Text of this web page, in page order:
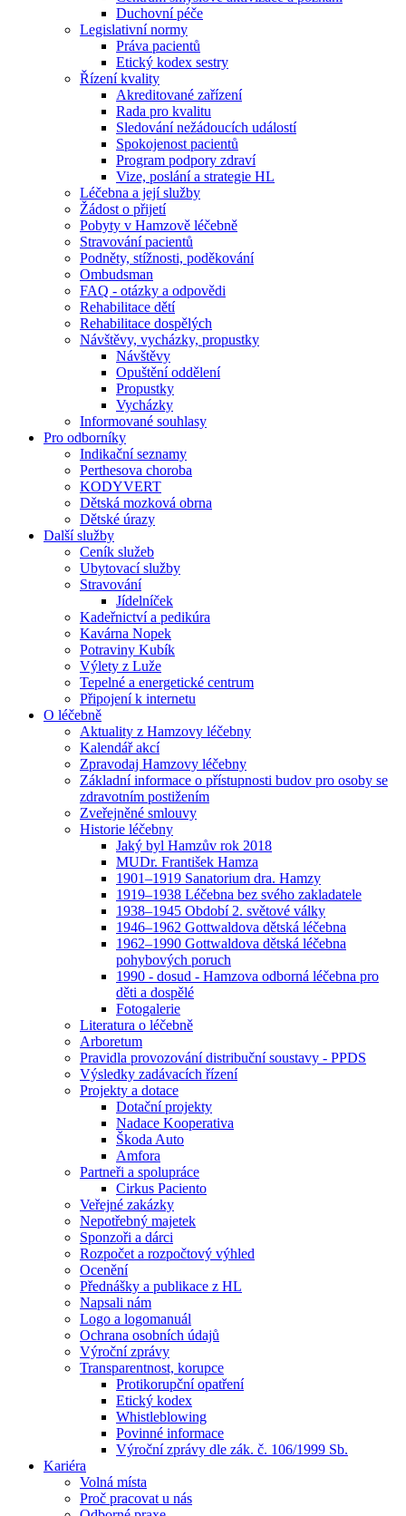
Duchovní péče
Legislativní normy
Práva pacientů
Etický kodex sestry
Řízení kvality
Akreditované zařízení
Rada pro kvalitu
Sledování nežádoucích událostí
Spokojenost pacientů
Program podpory zdraví
Vize, poslání a strategie HL
Léčebna a její služby
Žádost o přijetí
Pobyty v Hamzově léčebně
Stravování pacientů
Podněty, stížnosti, poděkování
Ombudsman
FAQ - otázky a odpovědi
Rehabilitace dětí
Rehabilitace dospělých
Návštěvy, vycházky, propustky
Návštěvy
Opuštění oddělení
Propustky
Vycházky
Informované souhlasy
Pro odborníky
Indikační seznamy
Perthesova choroba
KODYVERT
Dětská mozková obrna
Dětské úrazy
Další služby
Ceník služeb
Ubytovací služby
Stravování
Jídelníček
Kadeřnictví a pedikúra
Kavárna Nopek
Potraviny Kubík
Výlety z Luže
Tepelné a energetické centrum
Připojení k internetu
O léčebně
Aktuality z Hamzovy léčebny
Kalendář akcí
Zpravodaj Hamzovy léčebny
Základní informace o přístupnosti budov pro osoby se
zdravotním postižením
Zveřejněné smlouvy
Historie léčebny
Jaký byl Hamzův rok 2018
MUDr. František Hamza
1901–1919 Sanatorium dra. Hamzy
1919–1938 Léčebna bez svého zakladatele
1938–1945 Období 2. světové války
1946–1962 Gottwaldova dětská léčebna
1962–1990 Gottwaldova dětská léčebna
pohybových poruch
1990 - dosud - Hamzova odborná léčebna pro
děti a dospělé
Fotogalerie
Literatura o léčebně
Arboretum
Pravidla provozování distribuční soustavy - PPDS
Výsledky zadávacích řízení
Projekty a dotace
Dotační projekty
Nadace Kooperativa
Škoda Auto
Amfora
Partneři a spolupráce
Cirkus Paciento
Veřejné zakázky
Nepotřebný majetek
Sponzoři a dárci
Rozpočet a rozpočtový výhled
Ocenění
Přednášky a publikace z HL
Napsali nám
Logo a logomanuál
Ochrana osobních údajů
Výroční zprávy
Transparentnost, korupce
Protikorupční opatření
Etický kodex
Whistleblowing
Povinné informace
Výroční zprávy dle zák. č. 106/1999 Sb.
Kariéra
Volná místa
Proč pracovat u nás